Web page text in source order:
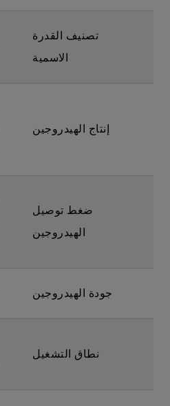
تصنيف القدرة
الاسمية
إنتاج الهيدروجين
ضغط توصيل
الهيدروجين
جودة الهيدروجين
نطاق التشغيل